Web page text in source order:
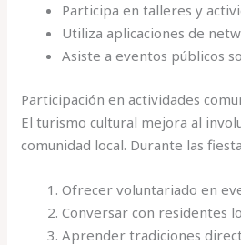
Participa en talleres y
Utiliza aplicaciones de
Asiste a eventos públicos
Participación en actividades
El turismo cultural mejora al
comunidad local. Durante las
Ofrecer voluntariado en
Conversar con residentes
Aprender tradiciones